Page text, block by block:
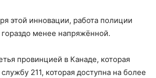
этой инновации, работа полиции
гораздо менее напряжённой.
провинцией в Канаде, которая
211, которая доступна на более